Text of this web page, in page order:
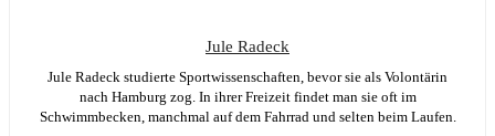
Jule Radeck
Jule Radeck studierte Sportwissenschaften, bevor sie als Volontärin
nach Hamburg zog. In ihrer Freizeit findet man sie oft im
Schwimmbecken, manchmal auf dem Fahrrad und selten beim Laufen.